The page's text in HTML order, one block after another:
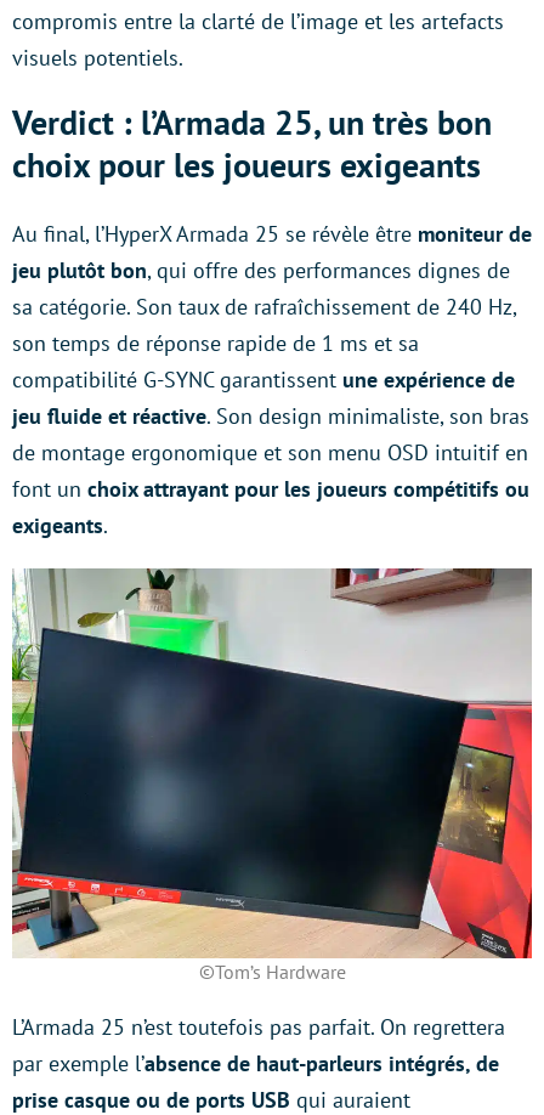
compromis entre la clarté de l’image et les artefacts
visuels potentiels.
Verdict : l’Armada 25, un très bon
choix pour les joueurs exigeants
Au final, l’HyperX Armada 25 se révèle être moniteur de
jeu plutôt bon, qui offre des performances dignes de
sa catégorie. Son taux de rafraîchissement de 240 Hz,
son temps de réponse rapide de 1 ms et sa
compatibilité G-SYNC garantissent une expérience de
jeu fluide et réactive. Son design minimaliste, son bras
de montage ergonomique et son menu OSD intuitif en
font un choix attrayant pour les joueurs compétitifs ou
exigeants.
©Tom’s Hardware
L’Armada 25 n’est toutefois pas parfait. On regrettera
par exemple l’absence de haut-parleurs intégrés, de
prise casque ou de ports USB qui auraient